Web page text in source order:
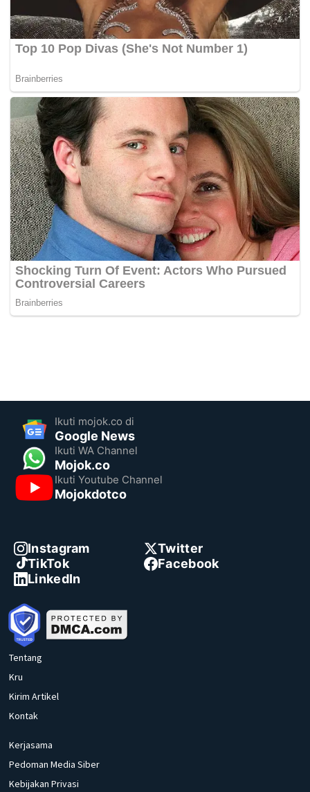
Ikuti mojok.co di
Google News
Ikuti WA Channel
Mojok.co
Ikuti Youtube Channel
Mojokdotco
Instagram
Twitter
TikTok
Facebook
LinkedIn
Tentang
Kru
Kirim Artikel
Kontak
Kerjasama
Pedoman Media Siber
Kebijakan Privasi